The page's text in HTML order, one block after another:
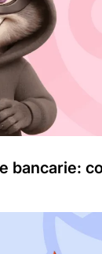
bancarie: